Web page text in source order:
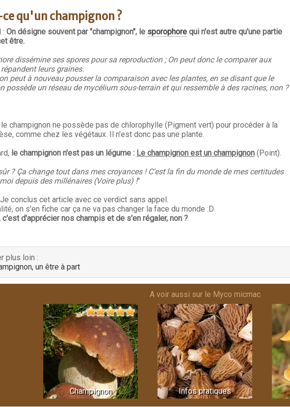
qu'un champignon ?
: On désigne souvent par "champignon", le sporophorequi n'est autre qu'une partie
être.
dissémine ses spores pour sa reproduction ; On peut donc le comparer aux
leurs graines.
peut à nouveau pousser la comparaison avec les plantes, en se disant que le
possède un réseau de mycélium sous-terrain et qui ressemble à des racines, non ?
champignon ne possède pas de chlorophylle (Pigment vert) pour procéder à la
comme chez les végétaux. Il n'est donc pas une plante.
le champignon n'est pas un légume : Le champignon est un champignon(Point).
? Ça change tout dans mes croyances ! C'est la fin du monde de mes certitudes
depuis des millénaires (Voire plus) !"
conclus cet article avec ce verdict sans appel.
on s'en fiche car ça ne va pas changer la face du monde :D
d'apprécier nos champis et de s'en régaler, non ?
plus loin :
un être à part
A voir aussi sur le Myco micmac
Champignon Infos pratiques